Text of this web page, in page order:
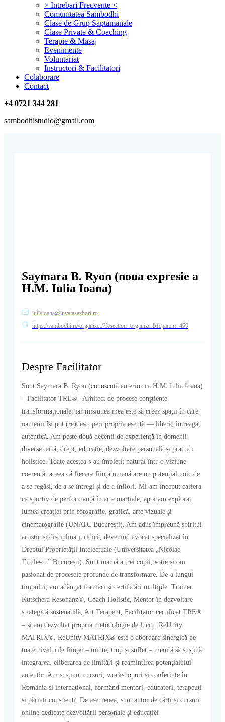
> Intrebari Frecvente <
Comunitatea Sambodhi
Clase de Grup Saptamanale
Clase Private & Coaching
Terapie & Masaj
‎Evenimente
Voluntariat
‏‏‎Instructori & Facilitatori
Colaborare
Contact
+4 0721 344 281
sambodhistudio@gmail.com
Saymara B. Ryon (noua expresie a
H.M. Iulia Ioana)
iuliaioana@invatasazbori.ro
https://sambodhi.ro/organizer/?fesection=organizer&feparam=459
Despre Facilitator
Sunt Saymara B. Ryon (cunoscută anterior ca H.M. Iulia Ioana)
– Facilitator TRE® | Arhitect de procese conștiente
transformaționale, iar misiunea mea este să creez spații în care
oamenii își pot (re)descoperi propria esență — liberă, întreagă,
autentică. Am peste două decenii de experiență în domenii
diverse: artă, drept, educație, dezvoltare personală și practici
holistice. Toate acestea s-au împletit natural într-o viziune
coerentă: aceea că fiecare ființă umană are un potențial unic de
a se regăsi, de a se întregi și de a înflori. Mi-am început cariera
ca sportiv de performanță în arte marțiale, apoi am explorat
lumea creației prin fotografie, grafică, arte vizuale și
cinematografie (UNATC București). Am adus împreună spiritul
artistic și disciplina juridică, devenind avocat specializat în
Dreptul Proprietății Intelectuale (Universitatea „Nicolae
Titulescu” București). Sunt mamă a trei copii, soție și om
pasionat de procesele profunde de transformare. De-a lungul
timpului, am adăugat formări și certificări multiple: Trainer
Kutschera Resonanz®, Coach Holistic, Mentor în dezvoltare
strategică sustenabilă, Art Terapeut, Facilitator certificat TRE®
– și am dezvoltat propria metodologie de lucru: ReUnity
MATRIX®. ReUnity MATRIX® este o abordare sinergică pe
toate nivelurile ființei – minte, trup și suflet – menită să susțină
integrarea, eliberarea de limitări și reamintirea potențialului
autentic. Am susținut cursuri, workshopuri și conferințe în
România și internațional, formând mentori, educatori, terapeuți
și părinți conștienți. De asemenea, sunt autor de cărți și cursuri
online dedicate dezvoltării personale și educației